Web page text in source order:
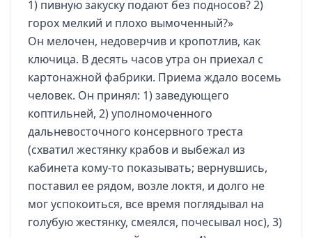
1) пивную закуску подают без подносов? 2)
горох мелкий и плохо вымоченный?»
Он мелочен, недоверчив и кропотлив, как
ключица. В десять часов утра он приехал с
картонажной фабрики. Приема ждало восемь
человек. Он принял: 1) заведующего
коптильней, 2) уполномоченного
дальневосточного консервного треста
(схватил жестянку крабов и выбежал из
кабинета кому-то показывать; вернувшись,
поставил ее рядом, возле локтя, и долго не
мог успокоиться, все время поглядывал на
голубую жестянку, смеялся, почесывал нос), 3)